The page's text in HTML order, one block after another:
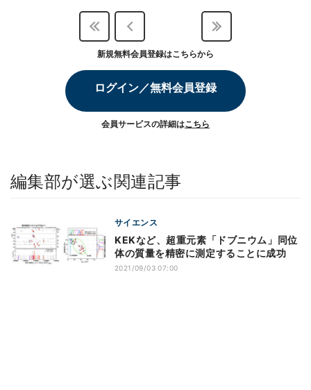
新規無料会員登録はこちらから
ログイン／無料会員登録
会員サービスの詳細はこちら
編集部が選ぶ関連記事
サイエンス
KEKなど、超重元素「ドブニウム」同位
体の質量を精密に測定することに成功
2021/09/03 07:00